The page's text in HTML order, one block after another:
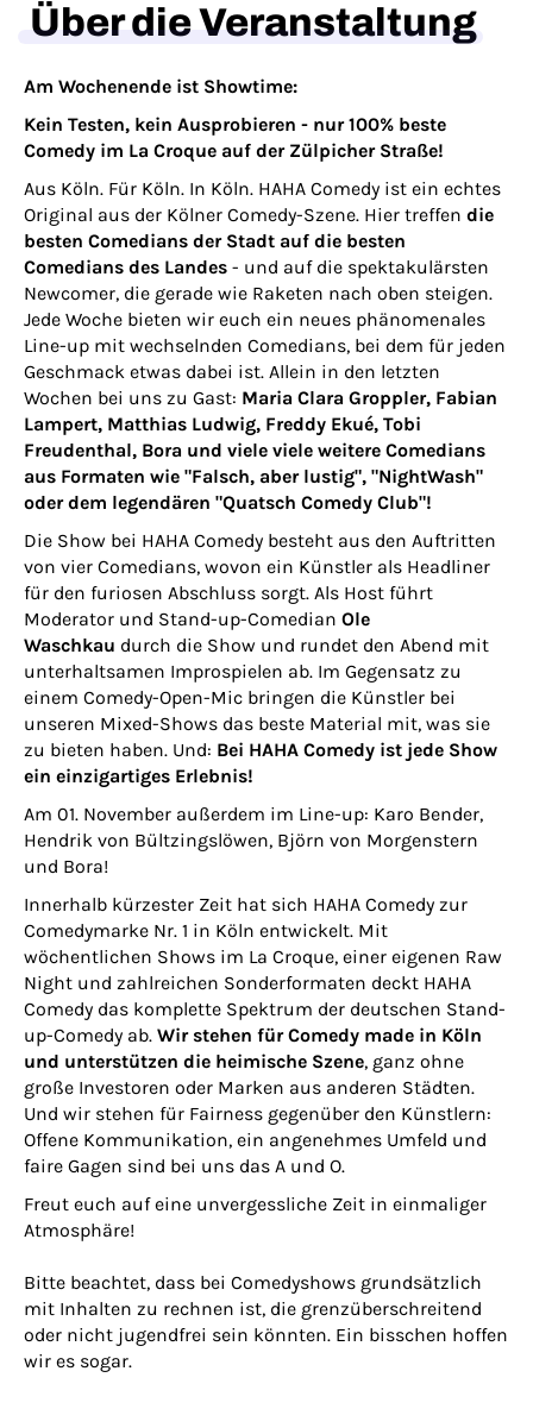
Über die Veranstaltung
Am Wochenende ist Showtime:
Kein Testen, kein Ausprobieren - nur 100% beste
Comedy im La Croque auf der Zülpicher Straße!
Aus Köln. Für Köln. In Köln. HAHA Comedy ist ein echtes
Original aus der Kölner Comedy-Szene. Hier treffen die
besten Comedians der Stadt auf die besten
Comedians des Landes - und auf die spektakulärsten
Newcomer, die gerade wie Raketen nach oben steigen.
Jede Woche bieten wir euch ein neues phänomenales
Line-up mit wechselnden Comedians, bei dem für jeden
Geschmack etwas dabei ist. Allein in den letzten
Wochen bei uns zu Gast: Maria Clara Groppler, Fabian
Lampert, Matthias Ludwig, Freddy Ekué, Tobi
Freudenthal, Bora und viele viele weitere Comedians
aus Formaten wie "Falsch, aber lustig", "NightWash"
oder dem legendären "Quatsch Comedy Club"!
Die Show bei HAHA Comedy besteht aus den Auftritten
von vier Comedians, wovon ein Künstler als Headliner
für den furiosen Abschluss sorgt. Als Host führt
Moderator und Stand-up-Comedian Ole
Waschkau durch die Show und rundet den Abend mit
unterhaltsamen Improspielen ab. Im Gegensatz zu
einem Comedy-Open-Mic bringen die Künstler bei
unseren Mixed-Shows das beste Material mit, was sie
zu bieten haben. Und: Bei HAHA Comedy ist jede Show
ein einzigartiges Erlebnis!
Am 01. November außerdem im Line-up: Karo Bender,
Hendrik von Bültzingslöwen, Björn von Morgenstern
und Bora!
Innerhalb kürzester Zeit hat sich HAHA Comedy zur
Comedymarke Nr. 1 in Köln entwickelt. Mit
wöchentlichen Shows im La Croque, einer eigenen Raw
Night und zahlreichen Sonderformaten deckt HAHA
Comedy das komplette Spektrum der deutschen Stand-
up-Comedy ab. Wir stehen für Comedy made in Köln
und unterstützen die heimische Szene, ganz ohne
große Investoren oder Marken aus anderen Städten.
Und wir stehen für Fairness gegenüber den Künstlern:
Offene Kommunikation, ein angenehmes Umfeld und
faire Gagen sind bei uns das A und O.
Freut euch auf eine unvergessliche Zeit in einmaliger
Atmosphäre!
Bitte beachtet, dass bei Comedyshows grundsätzlich
mit Inhalten zu rechnen ist, die grenzüberschreitend
oder nicht jugendfrei sein könnten. Ein bisschen hoffen
wir es sogar.